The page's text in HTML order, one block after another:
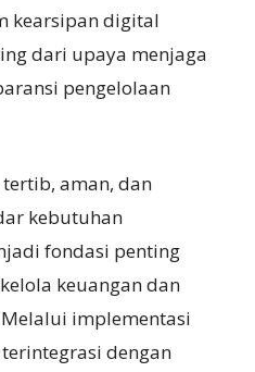
kearsipan digital
dari upaya menjaga
pengelolaan
tertib, aman, dan
kebutuhan
fondasi penting
keuangan dan
implementasi
terintegrasi dengan